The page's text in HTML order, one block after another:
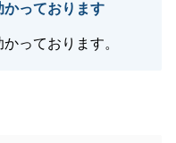
っております
っております。